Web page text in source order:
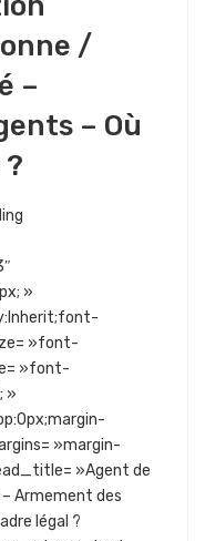
/
–
– Où
»
»font-
»font-
»
»margin-
»Agent de
Armement des
légal ?